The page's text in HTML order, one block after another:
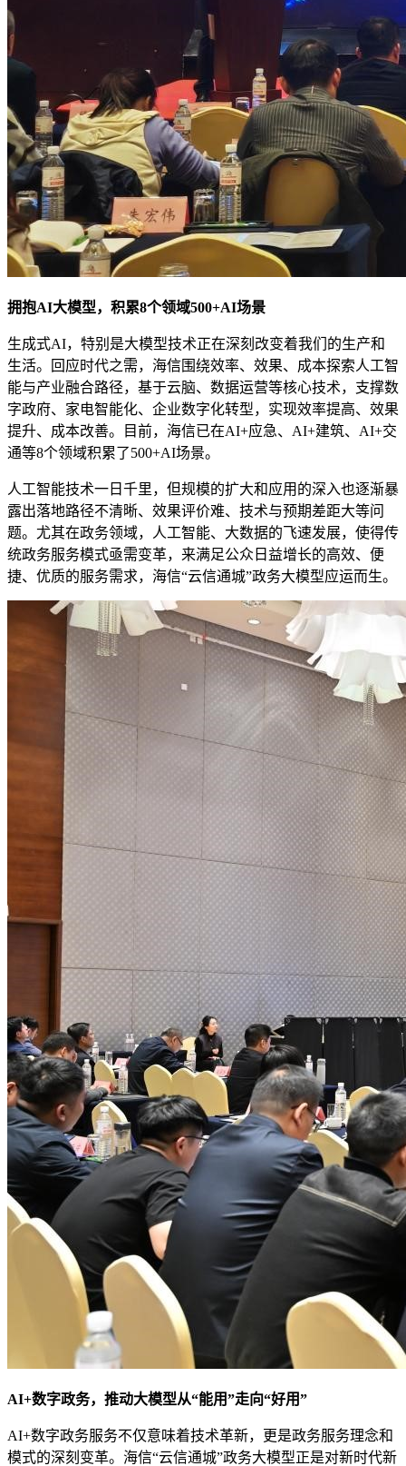
拥抱AI大模型，积累8个领域500+AI场景
生成式AI，特别是大模型技术正在深刻改变着我们的生产和
生活。回应时代之需，海信围绕效率、效果、成本探索人工智
能与产业融合路径，基于云脑、数据运营等核心技术，支撑数
字政府、家电智能化、企业数字化转型，实现效率提高、效果
提升、成本改善。目前，海信已在AI+应急、AI+建筑、AI+交
通等8个领域积累了500+AI场景。
人工智能技术一日千里，但规模的扩大和应用的深入也逐渐暴
露出落地路径不清晰、效果评价难、技术与预期差距大等问
题。尤其在政务领域，人工智能、大数据的飞速发展，使得传
统政务服务模式亟需变革，来满足公众日益增长的高效、便
捷、优质的服务需求，海信“云信通城”政务大模型应运而生。
AI+数字政务，推动大模型从“能用”走向“好用”
AI+数字政务服务不仅意味着技术革新，更是政务服务理念和
模式的深刻变革。海信“云信通城”政务大模型正是对新时代新